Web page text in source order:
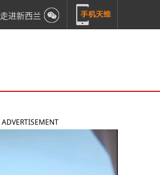
走进新西兰
ADVERTISEMENT